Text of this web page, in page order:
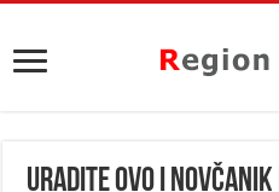
URADITE OVO I